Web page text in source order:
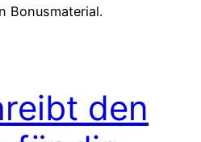
Bonusmaterial.
den